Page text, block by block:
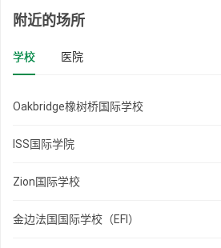
附近的场所
学校 医院
Oakbridge橡树桥国际学校
ISS国际学院
Zion国际学校
金边法国国际学校（EFI）